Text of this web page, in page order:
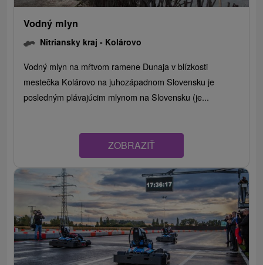
Vodný mlyn
Nitriansky kraj - Kolárovo
Vodný mlyn na mŕtvom ramene Dunaja v blízkosti
mestečka Kolárovo na juhozápadnom Slovensku je
posledným plávajúcim mlynom na Slovensku (je...
ZOBRAZIŤ